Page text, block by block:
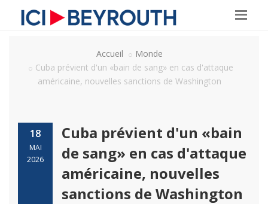
Accueil
Monde
Cuba prévient d'un «bain de sang» en cas d'attaque
américaine, nouvelles sanctions de Washington
18
MAI
2026
Cuba prévient d'un «bain
de sang» en cas d'attaque
américaine, nouvelles
sanctions de Washington